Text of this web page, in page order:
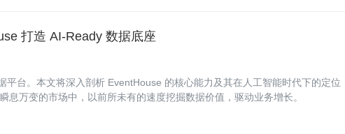
打造 AI-Ready 数据底座
台。本文将深入剖析 EventHouse 的核心能力及其在人工智能时代下的定位
万变的市场中，以前所未有的速度挖掘数据价值，驱动业务增长。